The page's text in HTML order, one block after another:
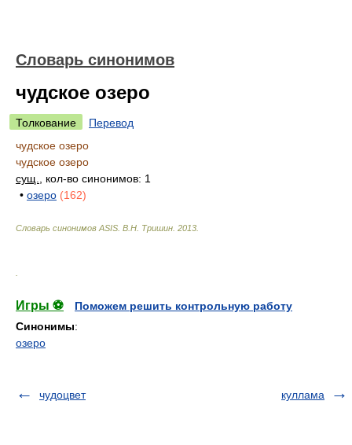
Словарь синонимов
чудское озеро
Толкование
Перевод
чудское озеро
чудское озеро
сущ.
, кол-во синонимов: 1
• озеро (162)
Словарь синонимов ASIS. В.Н. Тришин 2013
Игры ⚽
Поможем решить контрольную работу
Синонимы:
озеро
чудоцвет куллама